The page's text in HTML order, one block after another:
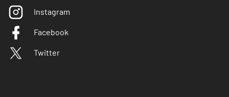
Instagram
Facebook
Twitter